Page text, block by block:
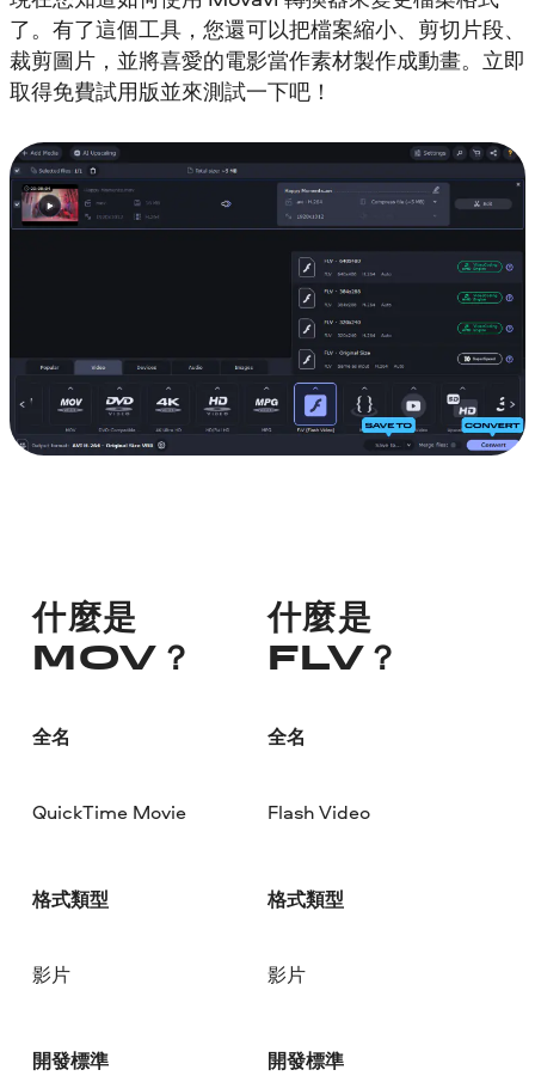
了。有了這個工具，您還可以把檔案縮小、剪切片段、
裁剪圖片，並將喜愛的電影當作素材製作成動畫。立即
取得免費試用版並來測試一下吧！
什麼是
MOV？
全名
QuickTime Movie
格式類型
影片
開發標準
什麼是
FLV？
全名
Flash Video
格式類型
影片
開發標準